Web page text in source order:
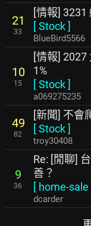
21
33
[情報]
[Stock]
BlueBird5566
10
15
[情報] 2027
1%
[Stock]
a069275235
49
82
[新聞] 不會
[Stock]
troy30408
9
36
Re: [閒聊]
善？
[ home-sale
dcarder